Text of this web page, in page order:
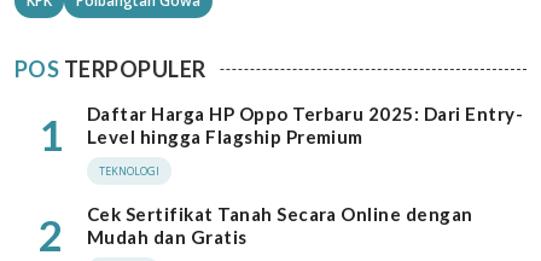
POS TERPOPULER
1
Daftar Harga HP Oppo Terbaru 2025: Dari Entry-
Level hingga Flagship Premium
TEKNOLOGI
2
Cek Sertifikat Tanah Secara Online dengan
Mudah dan Gratis